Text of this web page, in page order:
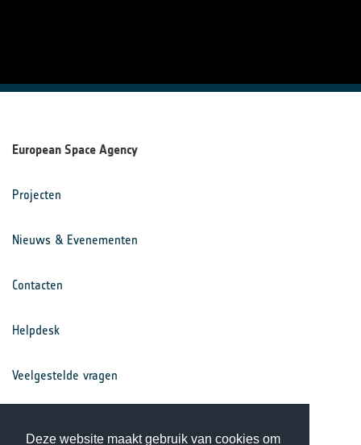
Deze website maakt gebruik van cookies om
European Space Agency
Projecten
Nieuws & Evenementen
Contacten
Helpdesk
Veelgestelde vragen